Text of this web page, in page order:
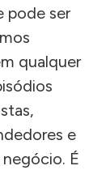
pode ser
qualquer
e
É